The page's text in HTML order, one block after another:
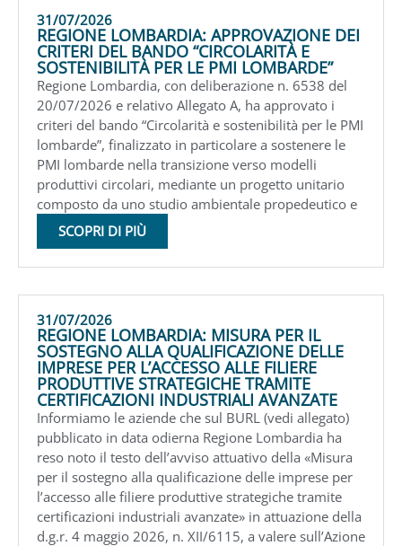
31/07/2026
REGIONE LOMBARDIA: APPROVAZIONE DEI
CRITERI DEL BANDO “CIRCOLARITÀ E
SOSTENIBILITÀ PER LE PMI LOMBARDE”
Regione Lombardia, con deliberazione n. 6538 del
20/07/2026 e relativo Allegato A, ha approvato i
criteri del bando “Circolarità e sostenibilità per le PMI
lombarde”, finalizzato in particolare a sostenere le
PMI lombarde nella transizione verso modelli
produttivi circolari, mediante un progetto unitario
composto da uno studio ambientale propedeutico e
SCOPRI DI PIÙ
31/07/2026
REGIONE LOMBARDIA: MISURA PER IL
SOSTEGNO ALLA QUALIFICAZIONE DELLE
IMPRESE PER L’ACCESSO ALLE FILIERE
PRODUTTIVE STRATEGICHE TRAMITE
CERTIFICAZIONI INDUSTRIALI AVANZATE
Informiamo le aziende che sul BURL (vedi allegato)
pubblicato in data odierna Regione Lombardia ha
reso noto il testo dell’avviso attuativo della «Misura
per il sostegno alla qualificazione delle imprese per
l’accesso alle filiere produttive strategiche tramite
certificazioni industriali avanzate» in attuazione della
d.g.r. 4 maggio 2026, n. XII/6115, a valere sull’Azione